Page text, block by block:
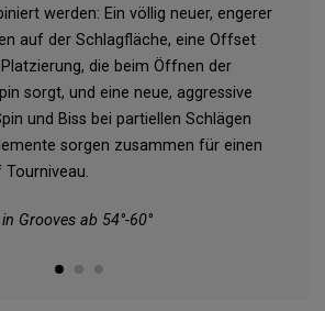
werden: Ein völlig neuer, engerer
auf der Schlagfläche, eine Offset
die beim Öffnen der
sorgt, und eine neue, aggressive
und Biss bei partiellen Schlägen
sorgen zusammen für einen
Tourniveau.
Grooves ab 54°-60°